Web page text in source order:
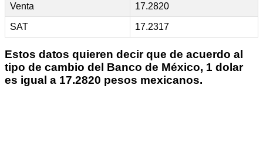
Venta 17.2820
SAT 17.2317
Estos datos quieren decir que de acuerdo al
tipo de cambio del Banco de México, 1 dolar
es igual a 17.2820 pesos mexicanos.